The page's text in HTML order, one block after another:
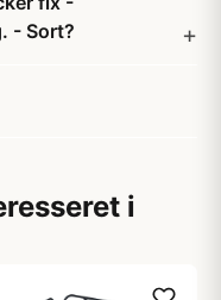
- Sort?
i